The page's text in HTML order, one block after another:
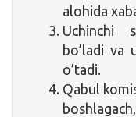
alohida
Uchinchi
bo’ladi va
o’tadi.
Qabul